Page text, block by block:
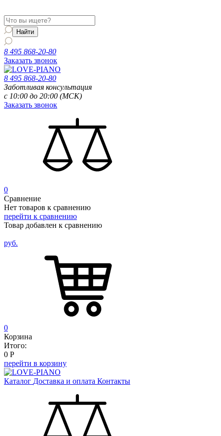
8 495 868-20-80
Заказать звонок
8 495 868-20-80
Заботливая консультация
с 10:00 до 20:00 (МСК)
Заказать звонок
0
Сравнение
Нет товаров к сравнению
перейти к сравнению
Товар добавлен к сравнению
руб.
0
Корзина
Итого:
0 Р
перейти в корзину
Каталог Доставка и оплата Контакты